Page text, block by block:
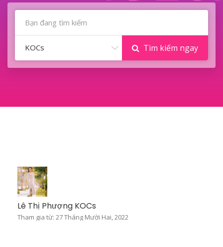
KOCs Tìm kiếm ngay
Lê Thị Phượng KOCs
Tham gia từ: 27 Tháng Mười Hai, 2022